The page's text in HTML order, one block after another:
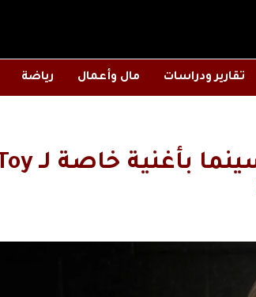
تقارير ودراسات مال وأعمال رياضة
تايلور سويفت تفاجئ عشاق السينما بأغنية خاصة لـ Toy